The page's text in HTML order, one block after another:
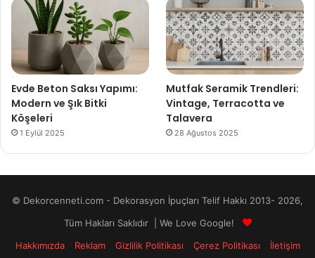
Evde Beton Saksı Yapımı:
Modern ve Şık Bitki
Köşeleri
1 Eylül 2025
Mutfak Seramik Trendleri:
Vintage, Terracotta ve
Talavera
28 Ağustos 2025
© Dekorcenneti.com - Dekorasyon İpuçları Telif Hakkı 2013- 2026,
Tüm Hakları Saklıdır | We Love Google!
Hakkımızda
Reklam Gizlilik Politikası Çerez Politikası İletişim